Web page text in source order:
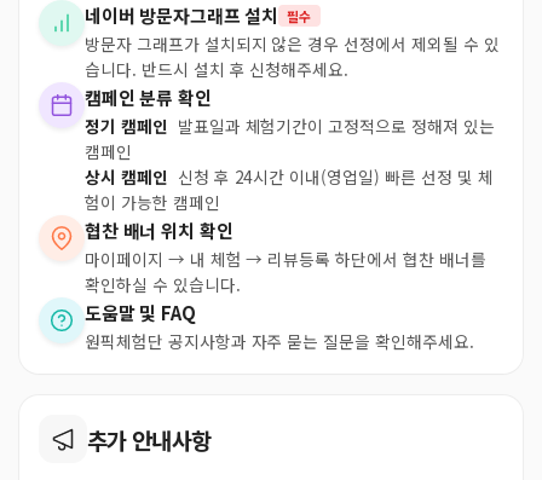
네이버 방문자그래프 설치 필수
방문자 그래프가 설치되지 않은 경우 선정에서 제외될 수 있
습니다. 반드시 설치 후 신청해주세요.
캠페인 분류 확인
정기 캠페인 발표일과 체험기간이 고정적으로 정해져 있는
캠페인
상시 캠페인 신청 후 24시간 이내(영업일) 빠른 선정 및 체
험이 가능한 캠페인
협찬 배너 위치 확인
마이페이지 → 내 체험 → 리뷰등록 하단에서 협찬 배너를
확인하실 수 있습니다.
도움말 및 FAQ
원픽체험단 공지사항과 자주 묻는 질문을 확인해주세요.
추가 안내사항